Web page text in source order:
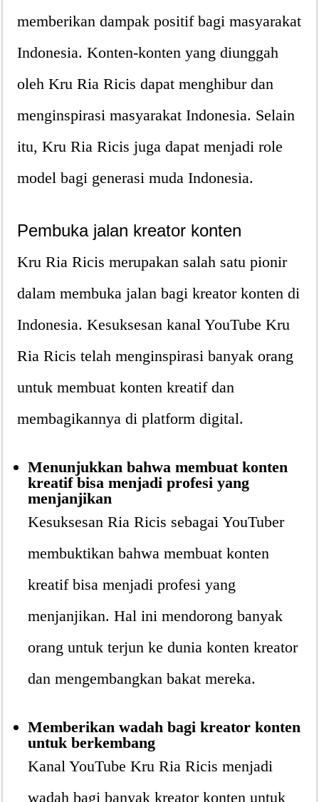
memberikan dampak positif bagi masyarakat
Indonesia. Konten-konten yang diunggah
oleh Kru Ria Ricis dapat menghibur dan
menginspirasi masyarakat Indonesia. Selain
itu, Kru Ria Ricis juga dapat menjadi role
model bagi generasi muda Indonesia.
Pembuka jalan kreator konten
Kru Ria Ricis merupakan salah satu pionir
dalam membuka jalan bagi kreator konten di
Indonesia. Kesuksesan kanal YouTube Kru
Ria Ricis telah menginspirasi banyak orang
untuk membuat konten kreatif dan
membagikannya di platform digital.
Menunjukkan bahwa membuat konten
kreatif bisa menjadi profesi yang
menjanjikan
Kesuksesan Ria Ricis sebagai YouTuber
membuktikan bahwa membuat konten
kreatif bisa menjadi profesi yang
menjanjikan. Hal ini mendorong banyak
orang untuk terjun ke dunia konten kreator
dan mengembangkan bakat mereka.
Memberikan wadah bagi kreator konten
untuk berkembang
Kanal YouTube Kru Ria Ricis menjadi
wadah bagi banyak kreator konten untuk